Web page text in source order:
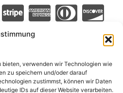
bieten, verwenden wir Technologien wie
zu speichern und/oder darauf
zustimmst, können wir Daten
IDs auf dieser Website verarbeiten.